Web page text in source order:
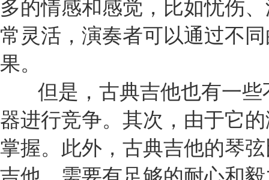
多的情感和感觉，比如忧伤
常灵活，演奏者可以通过不
果。
器进行竞争。其次，由于它
掌握。此外，古典吉他的琴